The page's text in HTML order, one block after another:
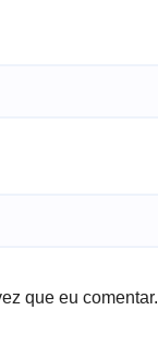
que eu comentar.